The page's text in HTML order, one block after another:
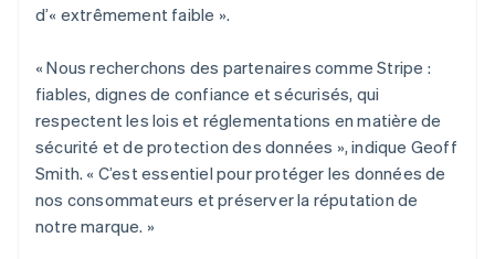
d’« extrêmement faible ».
« Nous recherchons des partenaires comme Stripe :
fiables, dignes de confiance et sécurisés, qui
respectent les lois et réglementations en matière de
sécurité et de protection des données », indique Geoff
Smith. « C’est essentiel pour protéger les données de
nos consommateurs et préserver la réputation de
notre marque. »